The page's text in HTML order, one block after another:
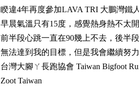
睽違4年再度參加LAVA TRI 大鵬灣鐵
早晨氣溫只有15度，感覺熱身熱不太
前半段心跳一直在90幾上不去，後半
無法達到我的目標，但是我會繼續努
台灣大腳ㄚ長跑協會 Taiwan Bigfoot
Zoot Taiwan